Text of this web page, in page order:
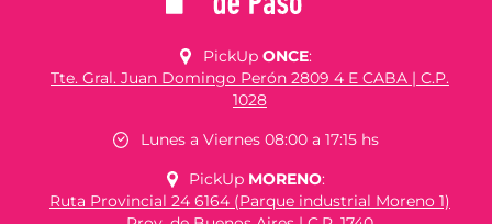
PickUp ONCE:
Tte. Gral. Juan Domingo Perón 2809 4 E CABA | C.P.
1028
Lunes a Viernes 08:00 a 17:15 hs
PickUp MORENO:
Ruta Provincial 24 6164 (Parque industrial Moreno 1)